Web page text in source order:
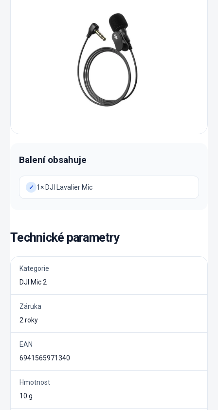
Balení obsahuje
✓ 1× DJI Lavalier Mic
Technické parametry
Kategorie
DJI Mic 2
Záruka
2 roky
EAN
6941565971340
Hmotnost
10 g